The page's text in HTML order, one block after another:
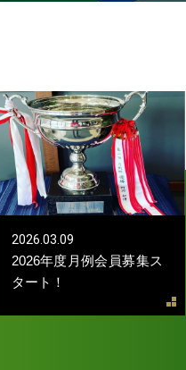
2026.03.09
2026年度月例会員募集ス
タート！